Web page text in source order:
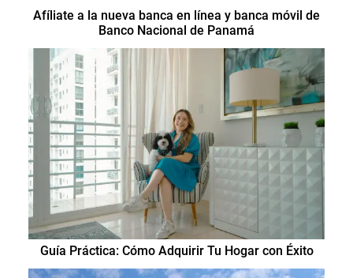
Afíliate a la nueva banca en línea y banca móvil de
Banco Nacional de Panamá
Guía Práctica: Cómo Adquirir Tu Hogar con Éxito